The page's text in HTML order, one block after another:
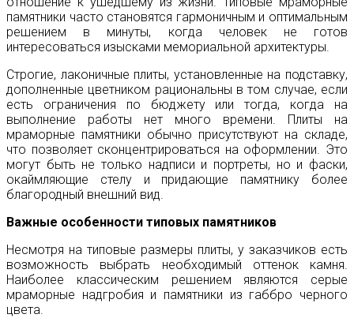
памятники часто становятся гармоничным и оптимальным
решением в минуты, когда человек не готов
интересоваться изысками мемориальной архитектуры.
Строгие, лаконичные плиты, установленные на подставку,
дополненные цветником рациональны в том случае, если
есть ограничения по бюджету или тогда, когда на
выполнение работы нет много времени. Плиты на
мраморные памятники обычно присутствуют на складе,
что позволяет сконцентрироваться на оформлении. Это
могут быть не только надписи и портреты, но и фаски,
окаймляющие стелу и придающие памятнику более
благородный внешний вид.
Важные особенности типовых памятников
Несмотря на типовые размеры плиты, у заказчиков есть
возможность выбрать необходимый оттенок камня.
Наиболее классическим решением являются серые
мраморные надгробия и памятники из габбро черного
цвета.